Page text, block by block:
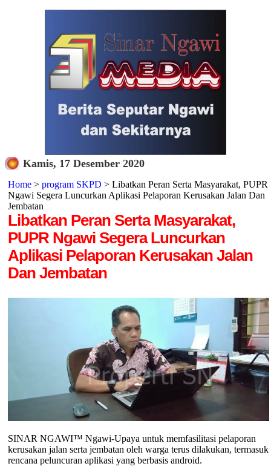
Kamis, 17 Desember 2020
Home> program SKPD > Libatkan Peran Serta Masyarakat, PUPR
Ngawi Segera Luncurkan Aplikasi Pelaporan Kerusakan Jalan Dan
Jembatan
Libatkan Peran Serta Masyarakat,
PUPR Ngawi Segera Luncurkan
Aplikasi Pelaporan Kerusakan Jalan
Dan Jembatan
SINAR NGAWI™ Ngawi-Upaya untuk memfasilitasi pelaporan
kerusakan jalan serta jembatan oleh warga terus dilakukan, termasuk
rencana peluncuran aplikasi yang berbasis android.